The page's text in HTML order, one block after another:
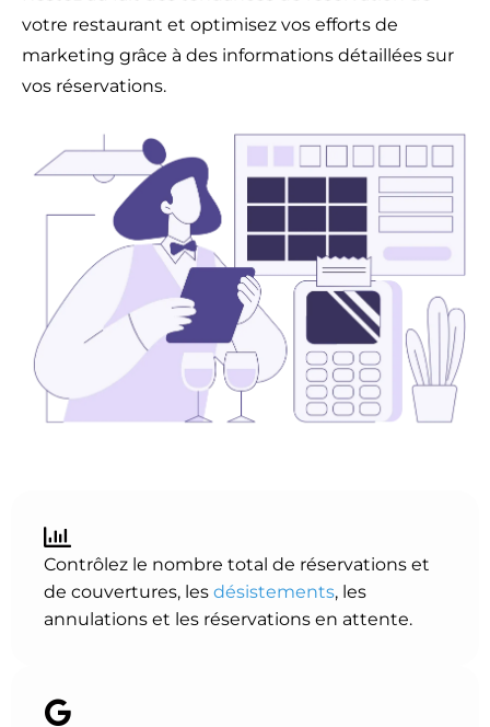
votre restaurant et optimisez vos efforts de
marketing grâce à des informations détaillées sur
vos réservations.
Contrôlez le nombre total de réservations et
de couvertures, les désistements, les
annulations et les réservations en attente.